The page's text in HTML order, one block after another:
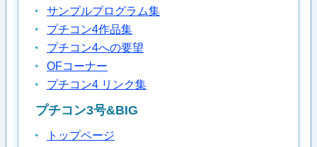
サンプルプログラム集
プチコン4作品集
プチコン4への要望
OFコーナー
プチコン4 リンク集
プチコン3号&BIG
トップページ